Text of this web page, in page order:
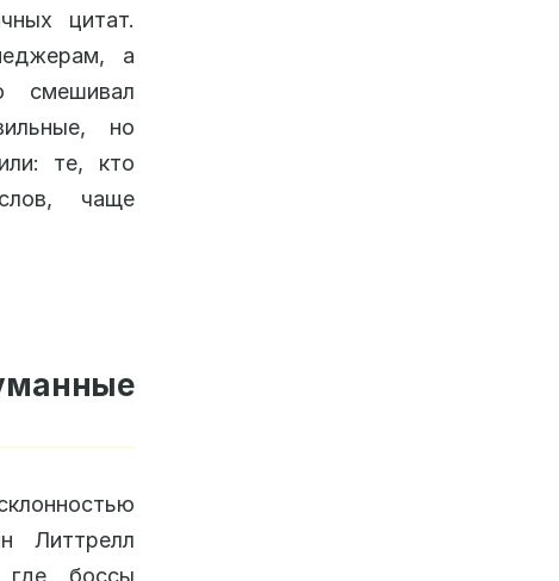
цитат.
а
смешивал
но
те, кто
чаще
Литтрелл
где боссы